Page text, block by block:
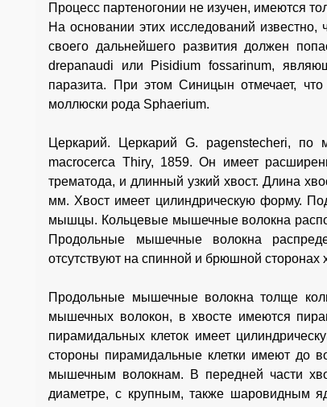
Процесс партеногонии не изучен, имеются
На основании этих исследований
своего дальнейшего развития должен
drepanaudi или Pisidium fossarinum,
паразита. При этом Синицын отмечает,
моллюски рода Sphaerium.
Церкарий. Церкарий G. pagenstecheri,
macrocerca Thiry, 1859. Он имеет
трематода, и длинный узкий хвост. Длина
мм. Хвост имеет цилиндрическую форму.
мышцы. Кольцевые мышечные волокна
Продольные мышечные волокна
отсутствуют на спинной и брюшной сторонах
Продольные мышечные волокна толще
мышечных волокон, в хвосте имеются
пирамидальных клеток имеет
стороны пирамидальные клетки имеют до
мышечным волокнам. В передней части
диаметре, с крупным, также шаровидным